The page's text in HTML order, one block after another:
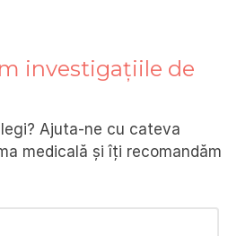
investigațiile de
Ajuta-ne cu cateva
medicală și îți recomandăm